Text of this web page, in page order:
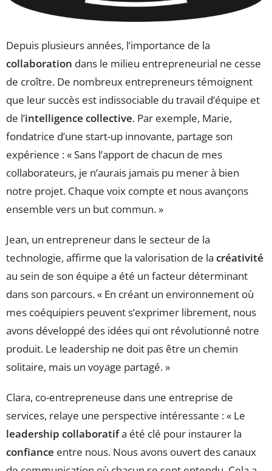
Depuis plusieurs années, l’importance de la
collaboration dans le milieu entrepreneurial ne cesse
de croître. De nombreux entrepreneurs témoignent
que leur succès est indissociable du travail d’équipe et
de l’intelligence collective. Par exemple, Marie,
fondatrice d’une start-up innovante, partage son
expérience : « Sans l’apport de chacun de mes
collaborateurs, je n’aurais jamais pu mener à bien
notre projet. Chaque voix compte et nous avançons
ensemble vers un but commun. »
Jean, un entrepreneur dans le secteur de la
technologie, affirme que la valorisation de la créativité
au sein de son équipe a été un facteur déterminant
dans son parcours. « En créant un environnement où
mes coéquipiers peuvent s’exprimer librement, nous
avons développé des idées qui ont révolutionné notre
produit. Le leadership ne doit pas être un chemin
solitaire, mais un voyage partagé. »
Clara, co-entrepreneuse dans une entreprise de
services, relaye une perspective intéressante : « Le
leadership collaboratifa été clé pour instaurer la
confiance entre nous. Nous avons ouvert des canaux